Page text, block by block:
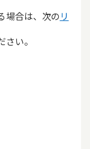
場合は、次のリ
さい。